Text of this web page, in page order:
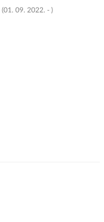
(01. 09. 2022. - )